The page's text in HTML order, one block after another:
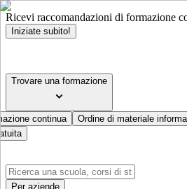
Ricevi raccomandazioni di formazione
Iniziate subito!
Trovare una formazione
continua
Ordine di materiale
Per aziende